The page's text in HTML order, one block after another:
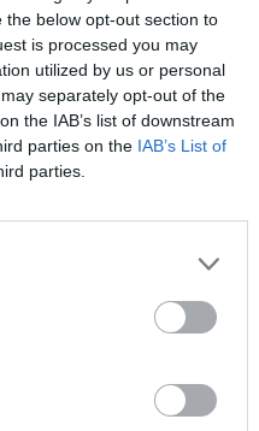
below opt-out section to
is processed you may
utilized by us or personal
separately opt-out of the
the IAB’s list of downstream
parties on the IAB’s List of
parties.